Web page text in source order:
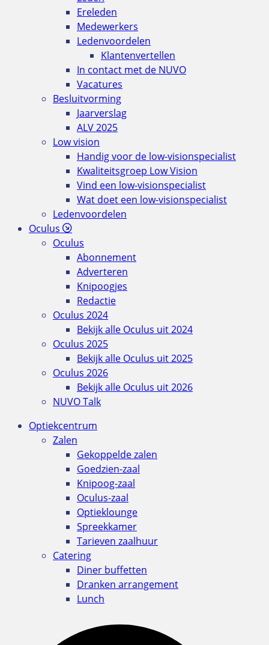
Ereleden
Medewerkers
Ledenvoordelen
Klantenvertellen
In contact met de NUVO
Vacatures
Besluitvorming
Jaarverslag
ALV 2025
Low vision
Handig voor de low-visionspecialist
Kwaliteitsgroep Low Vision
Vind een low-visionspecialist
Wat doet een low-visionspecialist
Ledenvoordelen
Oculus
Oculus
Abonnement
Adverteren
Knipoogjes
Redactie
Oculus 2024
Bekijk alle Oculus uit 2024
Oculus 2025
Bekijk alle Oculus uit 2025
Oculus 2026
Bekijk alle Oculus uit 2026
NUVO Talk
Optiekcentrum
Zalen
Gekoppelde zalen
Goedzien-zaal
Knipoog-zaal
Oculus-zaal
Optieklounge
Spreekkamer
Tarieven zaalhuur
Catering
Diner buffetten
Dranken arrangement
Lunch